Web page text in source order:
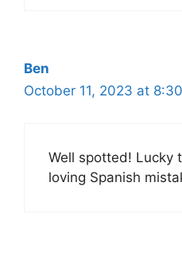
Ben
October 11, 2023 at
Well spotted! Lucky
loving Spanish